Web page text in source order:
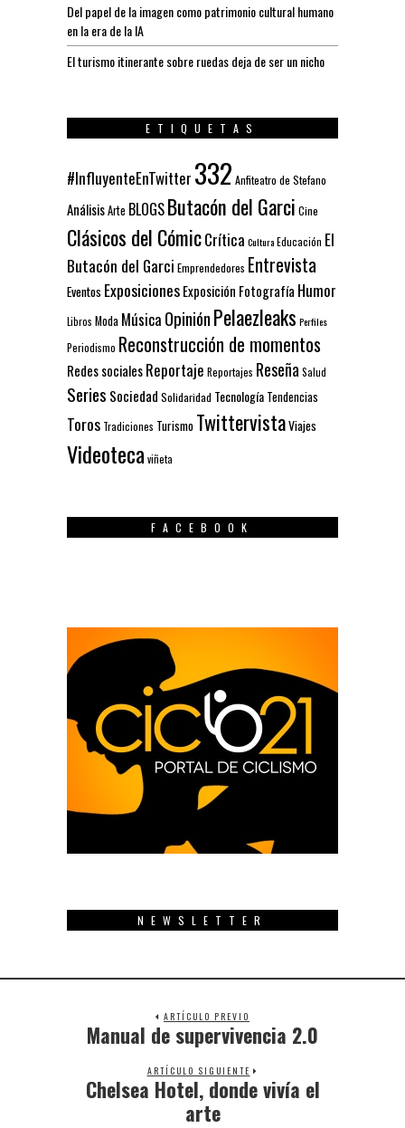
Del papel de la imagen como patrimonio cultural humano
en la era de la IA
El turismo itinerante sobre ruedas deja de ser un nicho
ETIQUETAS
#InfluyenteEnTwitter 332 Anfiteatro de Stefano
AnálisisArte BLOGSButacón del Garci Cine
Clásicos del CómicCrítica CulturaEducación El
Butacón del Garci Emprendedores Entrevista
Eventos ExposicionesExposición Fotografía Humor
Libros Moda Música OpiniónPelaezleaks Perfiles
Periodismo Reconstrucción de momentos
Redes socialesReportaje Reportajes Reseña Salud
Series Sociedad Solidaridad Tecnología Tendencias
Toros Tradiciones Turismo TwittervistaViajes
Videoteca viñeta
FACEBOOK
NEWSLETTER
ARTÍCULO PREVIO
Previous
Manual de supervivencia 2.0
ARTÍCULO SIGUIENTE
Next
post:
Chelsea Hotel, donde vivía el
arte